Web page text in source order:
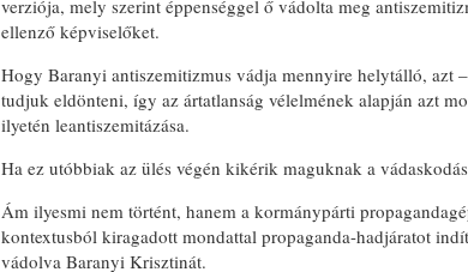
verziója, mely szerint éppenséggel ő vádolta meg
ellenző képviselőket.
Hogy Baranyi antiszemitizmus vádja mennyire helytálló, azt
tudjuk eldönteni, így az ártatlanság vélelmének alapján azt
ilyetén leantiszemitázása.
Ha ez utóbbiak az ülés végén kikérik maguknak a
Ám ilyesmi nem történt, hanem a kormánypárti
kontextusból kiragadott mondattal propaganda-hadjáratot
vádolva Baranyi Krisztinát.